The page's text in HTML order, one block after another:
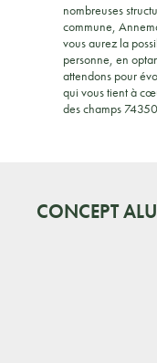
nombreuses
commune,
vous aurez la
personne, en
attendons pour
qui vous tient à
des champs
CONCEPT ALU